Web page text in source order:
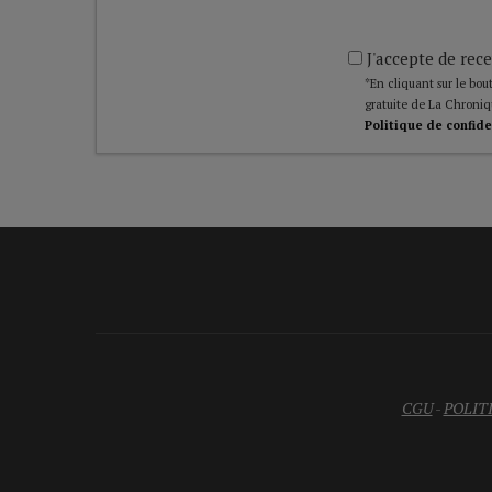
J'accepte de
*En cliquant sur le
gratuite de La
Politique de
CGU-